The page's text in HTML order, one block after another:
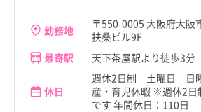
勤務地
〒550-0005 大阪府大阪
扶桑ビル9F
最寄駅
天下茶屋駅より徒歩3分
休日
週休2日制 土曜日 日
産・育児休暇 ※週休2日
です 年間休日：110日